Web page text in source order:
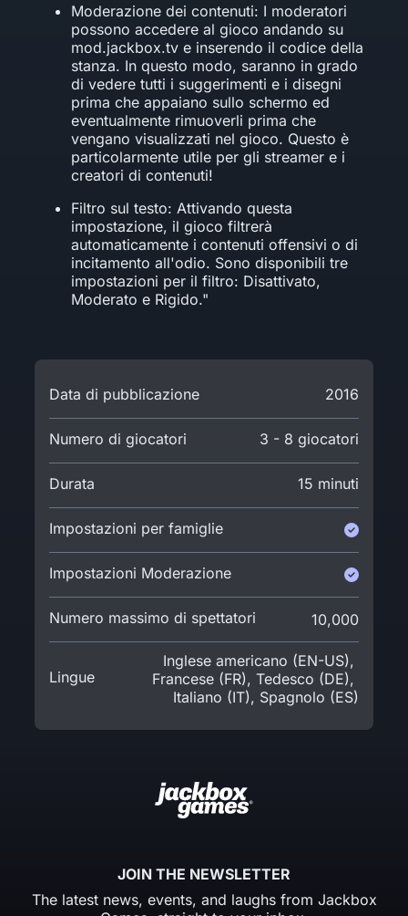
Moderazione dei contenuti: I moderatori
possono accedere al gioco andando su
mod.jackbox.tv e inserendo il codice della
stanza. In questo modo, saranno in grado
di vedere tutti i suggerimenti e i disegni
prima che appaiano sullo schermo ed
eventualmente rimuoverli prima che
vengano visualizzati nel gioco. Questo è
particolarmente utile per gli streamer e i
creatori di contenuti!
Filtro sul testo: Attivando questa
impostazione, il gioco filtrerà
automaticamente i contenuti offensivi o di
incitamento all'odio. Sono disponibili tre
impostazioni per il filtro: Disattivato,
Moderato e Rigido."
Data di pubblicazione 2016
Numero di giocatori 3 - 8 giocatori
Durata 15 minuti
Impostazioni per famiglie
Impostazioni Moderazione
Numero massimo di spettatori 10,000
Lingue
Inglese americano (EN-US),
Francese (FR), Tedesco (DE),
Italiano (IT), Spagnolo (ES)
JOIN THE NEWSLETTER
The latest news, events, and laughs from Jackbox